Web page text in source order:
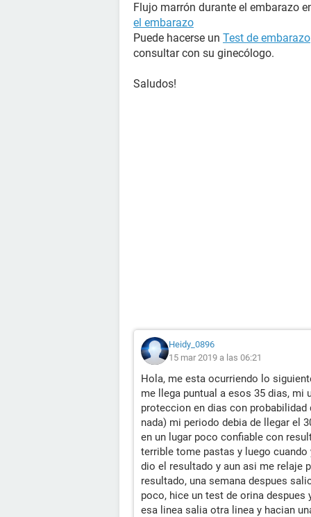
Flujo marrón durante el embarazo
el embarazo
Puede hacerse un Test de embarazo
consultar con su ginecólogo.
Saludos!
Heidy_0896
15 mar 2019 a las 06:21
Hola, me esta ocurriendo lo
me llega puntual a esos 35 dias,
proteccion en dias con
nada) mi periodo debia de llegar el
en un lugar poco confiable con
terrible tome pastas y luego
dio el resultado y aun asi me relaje
resultado, una semana despues
poco, hice un test de orina
esa linea salia otra linea y hacian